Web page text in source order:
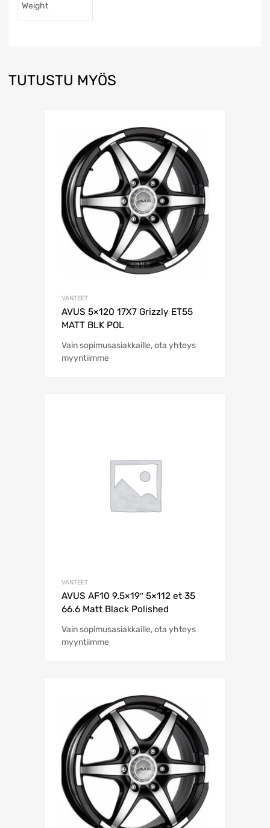
Weight
TUTUSTU MYÖS
VANTEET
AVUS 5×120 17X7 Grizzly ET55
MATT BLK POL
Vain sopimusasiakkaille, ota yhteys
myyntiimme
VANTEET
AVUS AF10 9.5×19″ 5×112 et 35
66.6 Matt Black Polished
Vain sopimusasiakkaille, ota yhteys
myyntiimme